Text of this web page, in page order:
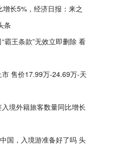
长5%，经济日报：来之
条
霸王条款”无效立即删除 看
售价17.99万-24.69万-天
境外籍旅客数量同比增长
国，入境游准备好了吗 头